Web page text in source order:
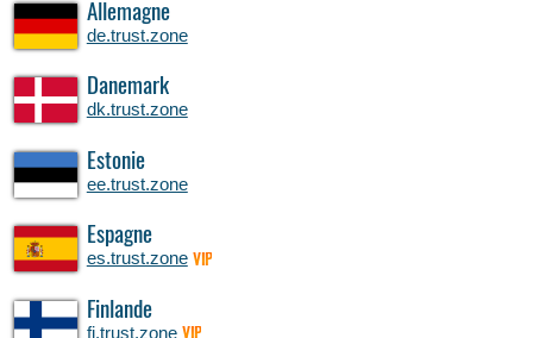
Allemagne
de.trust.zone
Danemark
dk.trust.zone
Estonie
ee.trust.zone
Espagne
es.trust.zone VIP
Finlande
fi.trust.zone VIP